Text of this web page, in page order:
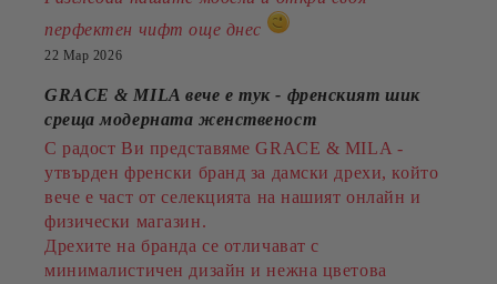
перфектен чифт още днес
22 Мар 2026
GRACE & MILA вече е тук - френският шик
среща модерната женственост
С радост Ви представяме GRACE & MILA -
утвърден френски бранд за дамски дрехи, който
вече е част от селекцията на нашият онлайн и
физически магазин.
Дрехите на бранда се отличават с
минималистичен дизайн и нежна цветова